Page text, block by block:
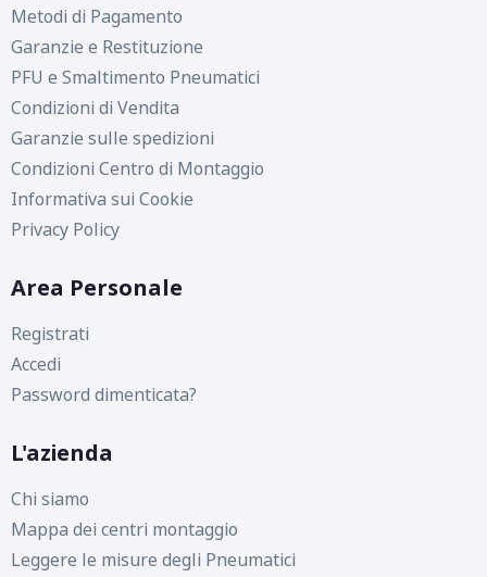
Metodi di Pagamento
Garanzie e Restituzione
PFU e Smaltimento Pneumatici
Condizioni di Vendita
Garanzie sulle spedizioni
Condizioni Centro di Montaggio
Informativa sui Cookie
Privacy Policy
Area Personale
Registrati
Accedi
Password dimenticata?
L'azienda
Chi siamo
Mappa dei centri montaggio
Leggere le misure degli Pneumatici